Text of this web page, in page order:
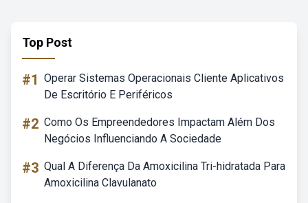
Top Post
#1 Operar Sistemas Operacionais Cliente Aplicativos
De Escritório E Periféricos
#2 Como Os Empreendedores Impactam Além Dos
Negócios Influenciando A Sociedade
#3 Qual A Diferença Da Amoxicilina Tri-hidratada Para
Amoxicilina Clavulanato